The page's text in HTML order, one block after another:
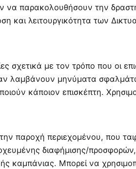
να παρακολουθήσουν την
και λειτουργικότητα των
σχετικά με τον τρόπο που οι
αν λαμβάνουν μηνύματα
κάποιον επισκέπτη.
παροχή περιεχομένου, που
διαφήμισης/
καμπάνιας. Μπορεί να